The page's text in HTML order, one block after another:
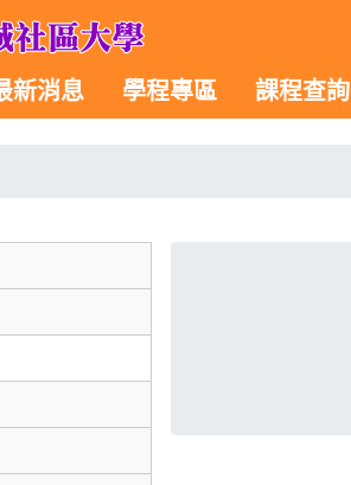
新消息 學程專區 課程查詢